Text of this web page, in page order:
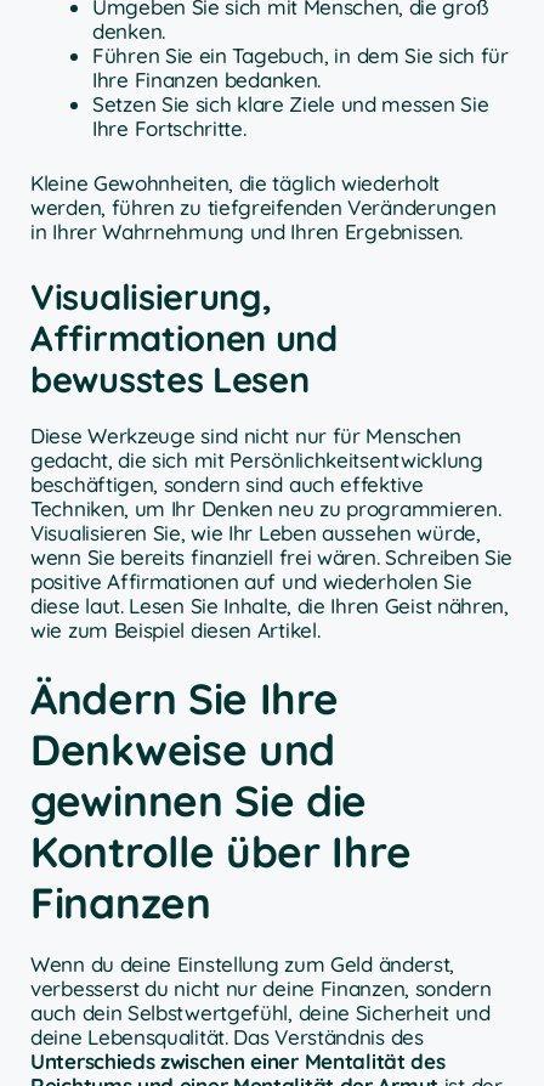
Umgeben Sie sich mit Menschen, die groß
denken.
Führen Sie ein Tagebuch, in dem Sie sich für
Ihre Finanzen bedanken.
Setzen Sie sich klare Ziele und messen Sie
Ihre Fortschritte.
Kleine Gewohnheiten, die täglich wiederholt
werden, führen zu tiefgreifenden Veränderungen
in Ihrer Wahrnehmung und Ihren Ergebnissen.
Visualisierung,
Affirmationen und
bewusstes Lesen
Diese Werkzeuge sind nicht nur für Menschen
gedacht, die sich mit Persönlichkeitsentwicklung
beschäftigen, sondern sind auch effektive
Techniken, um Ihr Denken neu zu programmieren.
Visualisieren Sie, wie Ihr Leben aussehen würde,
wenn Sie bereits finanziell frei wären. Schreiben Sie
positive Affirmationen auf und wiederholen Sie
diese laut. Lesen Sie Inhalte, die Ihren Geist nähren,
wie zum Beispiel diesen Artikel.
Ändern Sie Ihre
Denkweise und
gewinnen Sie die
Kontrolle über Ihre
Finanzen
Wenn du deine Einstellung zum Geld änderst,
verbesserst du nicht nur deine Finanzen, sondern
auch dein Selbstwertgefühl, deine Sicherheit und
deine Lebensqualität. Das Verständnis des
Unterschieds zwischen einer Mentalität des